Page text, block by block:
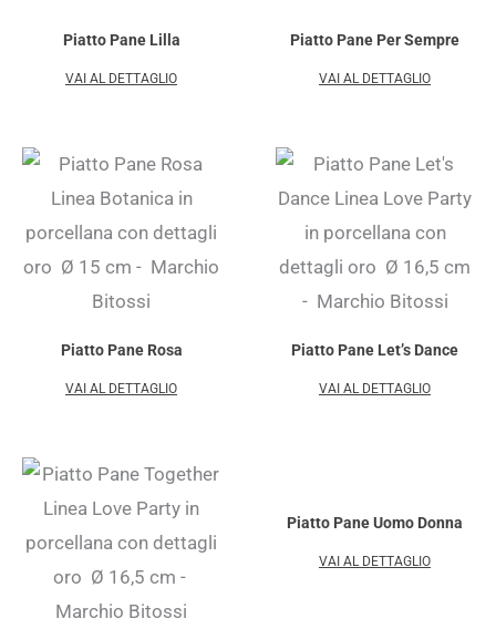
Piatto Pane Lilla
VAI AL DETTAGLIO
Piatto Pane Per Sempre
VAI AL DETTAGLIO
Piatto Pane Rosa
VAI AL DETTAGLIO
Piatto Pane Let’s Dance
VAI AL DETTAGLIO
Piatto Pane Uomo Donna
VAI AL DETTAGLIO